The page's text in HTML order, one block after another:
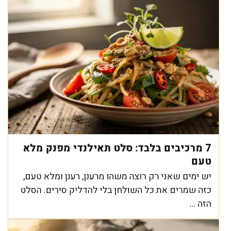
7 מרכיבים בלבד: סלט תאילנדי מפנק מלא
טעם
יש ימים שאני רק רוצה משהו מרענן, רענן ומלא טעם,
כזה שמרים את כל השולחן בלי להדליק סירים. הסלט
הזה ...